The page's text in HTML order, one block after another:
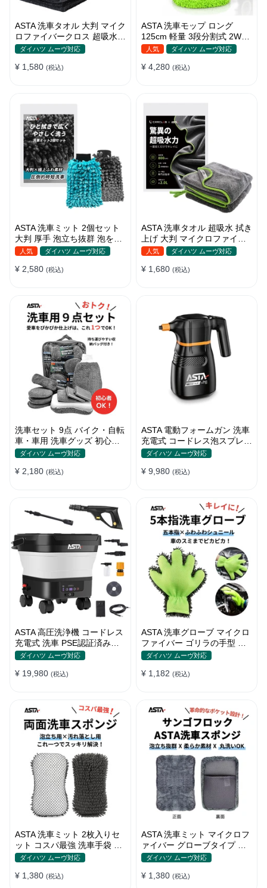
ASTA 洗車タオル 大判 マイク
ロファイバークロス 超吸水ツ
イストパイル 洗車クロス 傷
ダイハツ ムーヴ対応
¥ 1,580 (税込)
ASTA 洗車モップ ロング
125cm 軽量 3段分割式 2WAY
洗車ブラシ スポンジ 高吸水
110°可動ヘッド 15°カーブ設
人気 ダイハツ ムーヴ対応
¥ 4,280 (税込)
ASTA 洗車ミット 2個セット
大判 厚手 泡立ち抜群 泡をし
っかりキープ 洗車スポンジ
ーブ 傷つきにくい ボディ ガ
人気 ダイハツ ムーヴ対応
¥ 2,580 (税込)
ASTA 洗車タオル 超吸水 拭き
上げ 大判 マイクロファイバ
ークロス プロ仕様 水拭き 窓
傷つかない 撥水 厚手 両面 大
人気 ダイハツ ムーヴ対応
¥ 1,680 (税込)
洗車セット 9点 バイク・自転
車・車用 洗車グッズ 初心者
向け 洗車ブラシ スポンジ タ
ワックス用スポンジ 高級洗車
除もOK カー用品一式
ダイハツ ムーヴ対応
¥ 2,180 (税込)
ASTA 電動フォームガン 洗車
充電式 コードレス泡スプレー
高圧対応 充電式フォームスプ
用 強力泡立ち (コピー)
ダイハツ ムーヴ対応
¥ 9,980 (税込)
ASTA 高圧洗浄機 コードレス
充電式 洗車 PSE認証済み
13Lバケツ一体型 折りたたみ
360度回転ノズル トリガーガ
キャスター付属 水道接続不要
多機能コンパクト収納
ダイハツ ムーヴ対応
¥ 19,980 (税込)
ASTA 洗車グローブ マイクロ
ファイバー ゴリラの手型 ス
ポンジ ボディー用 傷防止 吸
イク 洗車グッズ 掃除 手袋型
ダイハツ ムーヴ対応
¥ 1,182 (税込)
ASTA 洗車ミット 2枚入りセ
ット コスパ最強 洗車手袋 マ
イクロファイバー製 洗車グッ
ポンジ
ダイハツ ムーヴ対応
¥ 1,380 (税込)
ASTA 洗車ミット マイクロフ
ァイバー グローブタイプ 洗
車プロも愛用 傷防止 高吸水
ング用品
ダイハツ ムーヴ対応
¥ 1,380 (税込)